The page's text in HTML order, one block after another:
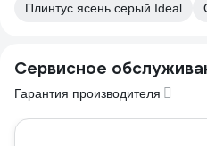
Плинтус ясень серый Ideal
Сервисное
Гарантия производителя